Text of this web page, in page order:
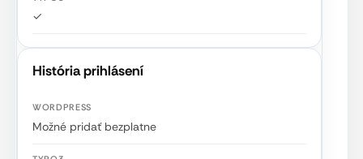
✓
História prihlásení
Možné pridať bezplatne